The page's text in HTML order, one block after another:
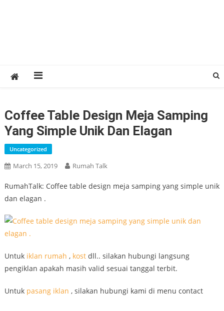
Coffee Table Design Meja Samping
Yang Simple Unik Dan Elagan
Uncategorized
March 15, 2019 Rumah Talk
RumahTalk: Coffee table design meja samping yang simple unik
dan elagan .
Untuk iklan rumah , kostdll.. silakan hubungi langsung
pengiklan apakah masih valid sesuai tanggal terbit.
Untuk pasang iklan , silakan hubungi kami di menu contact